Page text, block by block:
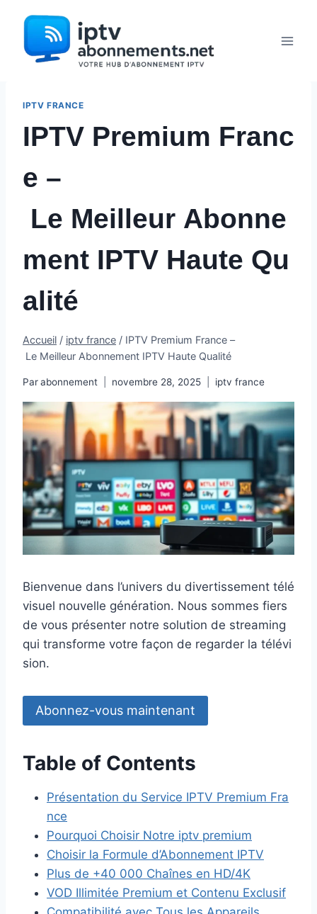
contenu
IPTV FRANCE
IPTV Premium Franc
e –
Le Meilleur Abonne
ment IPTV Haute Qu
alité
Accueil / iptv france / IPTV Premium France –
Le Meilleur Abonnement IPTV Haute Qualité
Parabonnement novembre 28, 2025 iptv france
Bienvenue dans l’univers du divertissement télé
visuel nouvelle génération. Nous sommes fiers
de vous présenter notre solution de streaming
qui transforme votre façon de regarder la télévi
sion.
Abonnez-vous maintenant
Table of Contents
Présentation du Service IPTV Premium Fra
nce
Pourquoi Choisir Notre iptv premium
Choisir la Formule d’Abonnement IPTV
Plus de +40 000 Chaînes en HD/4K
VOD Illimitée Premium et Contenu Exclusif